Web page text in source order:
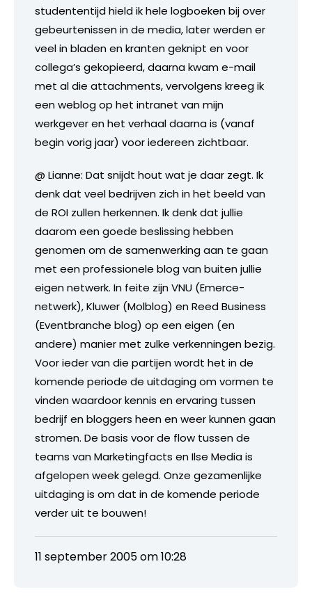
studententijd hield ik hele logboeken bij over
gebeurtenissen in de media, later werden er
veel in bladen en kranten geknipt en voor
collega’s gekopieerd, daarna kwam e-mail
met al die attachments, vervolgens kreeg ik
een weblog op het intranet van mijn
werkgever en het verhaal daarna is (vanaf
begin vorig jaar) voor iedereen zichtbaar.
@ Lianne: Dat snijdt hout wat je daar zegt. Ik
denk dat veel bedrijven zich in het beeld van
de ROI zullen herkennen. Ik denk dat jullie
daarom een goede beslissing hebben
genomen om de samenwerking aan te gaan
met een professionele blog van buiten jullie
eigen netwerk. In feite zijn VNU (Emerce-
netwerk), Kluwer (Molblog) en Reed Business
(Eventbranche blog) op een eigen (en
andere) manier met zulke verkenningen bezig.
Voor ieder van die partijen wordt het in de
komende periode de uitdaging om vormen te
vinden waardoor kennis en ervaring tussen
bedrijf en bloggers heen en weer kunnen gaan
stromen. De basis voor de flow tussen de
teams van Marketingfacts en Ilse Media is
afgelopen week gelegd. Onze gezamenlijke
uitdaging is om dat in de komende periode
verder uit te bouwen!
11 september 2005 om 10:28